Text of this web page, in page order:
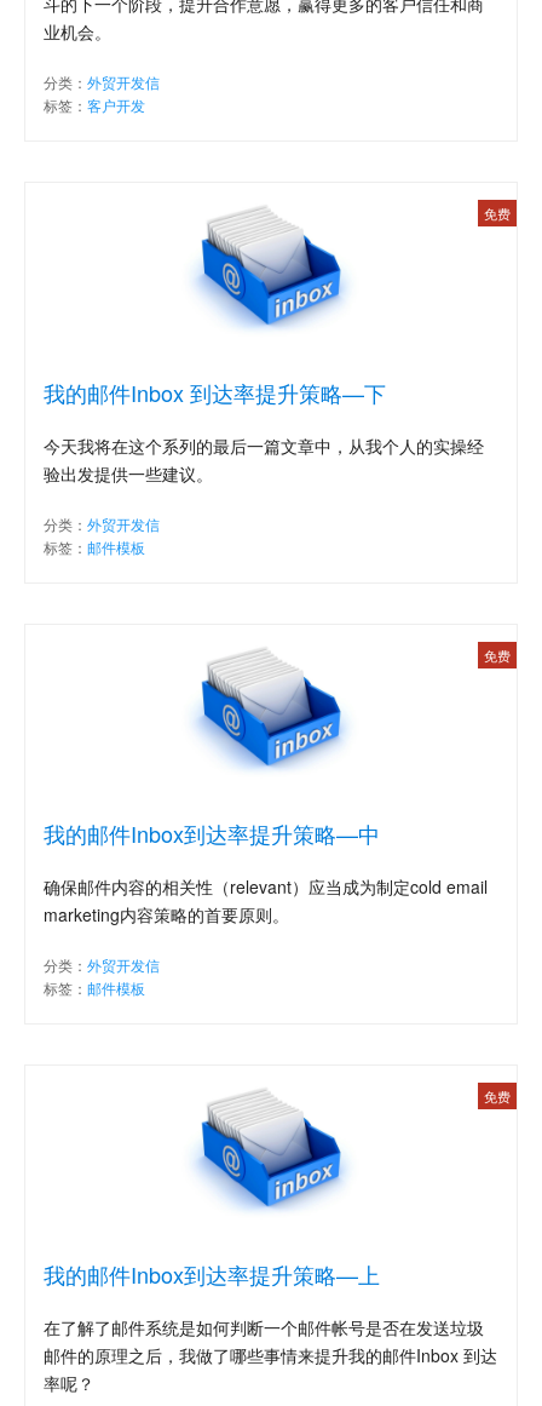
业机会。
分类： 外贸开发信
标签： 客户开发
我的邮件Inbox 到达率提升策略—下
免费
今天我将在这个系列的最后一篇文章中，从我个人的实操经
验出发提供一些建议。
分类： 外贸开发信
标签： 邮件模板
我的邮件Inbox到达率提升策略—中
免费
确保邮件内容的相关性（relevant）应当成为制定cold email
marketing内容策略的首要原则。
分类： 外贸开发信
标签： 邮件模板
我的邮件Inbox到达率提升策略—上
免费
在了解了邮件系统是如何判断一个邮件帐号是否在发送垃圾
邮件的原理之后，我做了哪些事情来提升我的邮件Inbox 到达
率呢？